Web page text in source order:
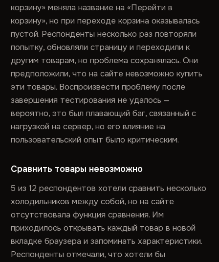
корзину» меняла название на «Перейти в
корзину», но при переходе корзина оказывалась
пустой. Респонденты несколько раз повторяли
попытку, обновляли страницу и переходили к
другим товарам, но проблема сохранялась. Они
предположили, что на сайте невозможно купить
эти товары. Воспроизвести проблему после
завершения тестирования не удалось —
вероятно, это был плавающий баг, связанный с
нагрузкой на сервер, но его влияние на
пользовательский опыт было критическим.
Сравнить товары невозможно
5 из 12 респондентов хотели сравнить несколько
холодильников между собой, но на сайте
отсутствовала функция сравнения. Им
приходилось открывать каждый товар в новой
вкладке браузера и запоминать характеристики.
Респонденты отмечали, что хотели бы